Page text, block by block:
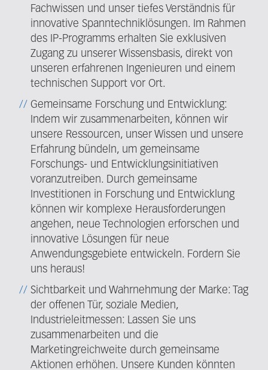
Fachwissen und unser tiefes Verständnis für
innovative Spanntechniklösungen. Im Rahmen
des IP-Programms erhalten Sie exklusiven
Zugang zu unserer Wissensbasis, direkt von
unseren erfahrenen Ingenieuren und einem
technischen Support vor Ort.
Gemeinsame Forschung und Entwicklung:
Indem wir zusammenarbeiten, können wir
unsere Ressourcen, unser Wissen und unsere
Erfahrung bündeln, um gemeinsame
Forschungs- und Entwicklungsinitiativen
voranzutreiben. Durch gemeinsame
Investitionen in Forschung und Entwicklung
können wir komplexe Herausforderungen
angehen, neue Technologien erforschen und
innovative Lösungen für neue
Anwendungsgebiete entwickeln. Fordern Sie
uns heraus!
Sichtbarkeit und Wahrnehmung der Marke: Tag
der offenen Tür, soziale Medien,
Industrieleitmessen: Lassen Sie uns
zusammenarbeiten und die
Marketingreichweite durch gemeinsame
Aktionen erhöhen. Unsere Kunden könnten